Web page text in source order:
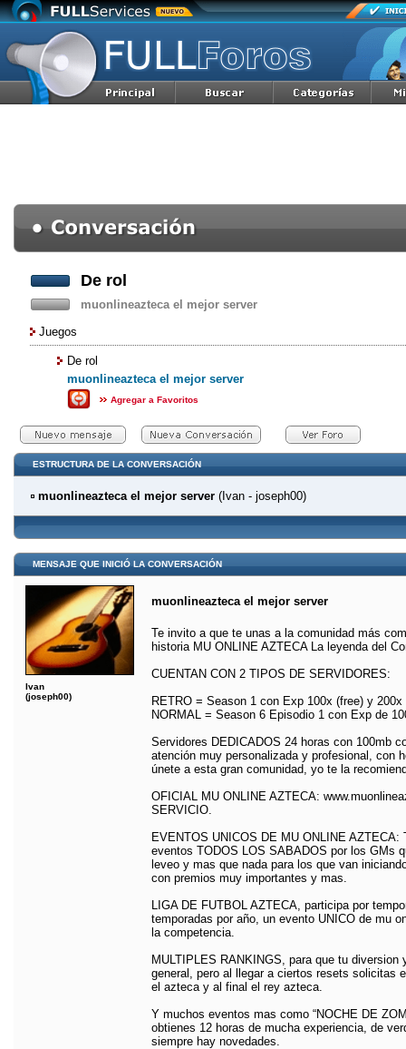
De rol
muonlineazteca el mejor server
Juegos
De rol
muonlineazteca el mejor server
Agregar a Favoritos
ESTRUCTURA DE LA CONVERSACIÓN
muonlineazteca el mejor server(Ivan - joseph00)
MENSAJE QUE INICIÓ LA CONVERSACIÓN
Ivan
(joseph00)
muonlineazteca el mejor server
Te invito a que te unas a la comunidad más
historia MU ONLINE AZTECA La leyenda del
CUENTAN CON 2 TIPOS DE SERVIDORES:
RETRO = Season 1 con Exp 100x (free) y 200x
NORMAL = Season 6 Episodio 1 con Exp de
Servidores DEDICADOS 24 horas con 100mb
atención muy personalizada y profesional, con
únete a esta gran comunidad, yo te la
OFICIAL MU ONLINE AZTECA:
SERVICIO.
EVENTOS UNICOS DE MU ONLINE
eventos TODOS LOS SABADOS por los GMs
leveo y mas que nada para los que van
con premios muy importantes y mas.
LIGA DE FUTBOL AZTECA, participa por
temporadas por año, un evento UNICO de mu
la competencia.
MULTIPLES RANKINGS, para que tu
general, pero al llegar a ciertos resets solicitas
el azteca y al final el rey azteca.
Y muchos eventos mas como “NOCHE DE
obtienes 12 horas de mucha experiencia, de
siempre hay novedades.